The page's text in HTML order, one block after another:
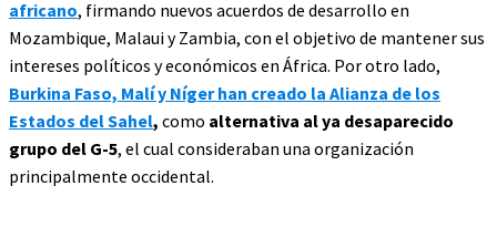
africano, firmando nuevos acuerdos de desarrollo en
Mozambique, Malaui y Zambia, con el objetivo de mantener sus
intereses políticos y económicos en África. Por otro lado,
Burkina Faso, Malí y Níger han creado la Alianza de los
Estados del Sahel, como alternativa al ya desaparecido
grupo del G-5, el cual consideraban una organización
principalmente occidental.